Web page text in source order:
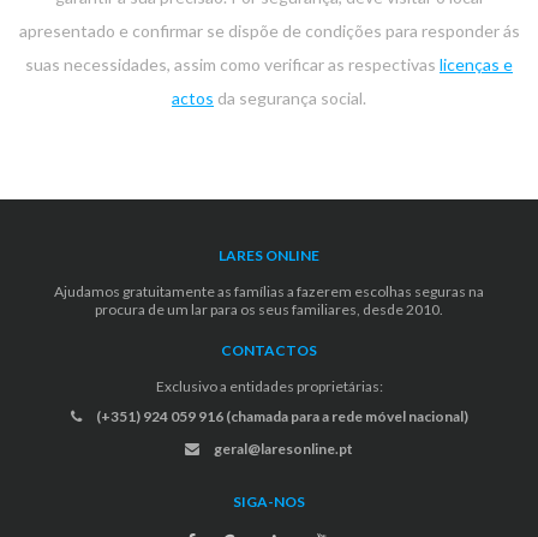
apresentado e confirmar se dispõe de condições para responder ás
suas necessidades, assim como verificar as respectivas licenças e
actos da segurança social.
LARES ONLINE
Ajudamos gratuitamente as famílias a fazerem escolhas seguras na
procura de um lar para os seus familiares, desde 2010.
CONTACTOS
Exclusivo a entidades proprietárias:
(+351) 924 059 916 (chamada para a rede móvel nacional)
geral@laresonline.pt
SIGA-NOS